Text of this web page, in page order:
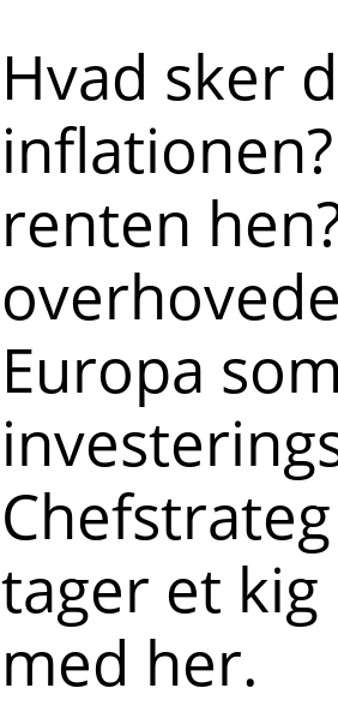
Hvad sker
renten
Europa som
tager et
med her.